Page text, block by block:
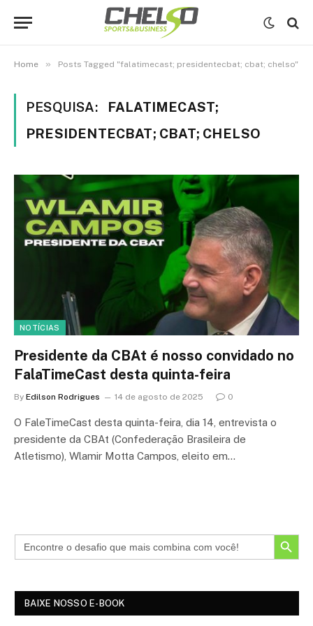
Home » Posts Tagged "falatimecast; presidentecbat; cbat; chelso"
PESQUISA:
FALATIMECAST;
PRESIDENTECBAT; CBAT; CHELSO
NOTÍCIAS
Presidente da CBAt é nosso convidado no
FalaTimeCast desta quinta-feira
By Edilson Rodrigues 14 de agosto de 2025 0
O FaleTimeCast desta quinta-feira, dia 14, entrevista o
presidente da CBAt (Confederação Brasileira de
Atletismo), Wlamir Motta Campos, eleito em…
SEARCH BUTTON
BAIXE NOSSO E-BOOK